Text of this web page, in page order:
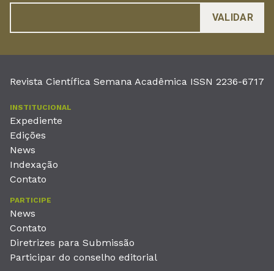
Revista Científica Semana Acadêmica ISSN 2236-6717
INSTITUCIONAL
Expediente
Edições
News
Indexação
Contato
PARTICIPE
News
Contato
Diretrizes para Submissão
Participar do conselho editorial